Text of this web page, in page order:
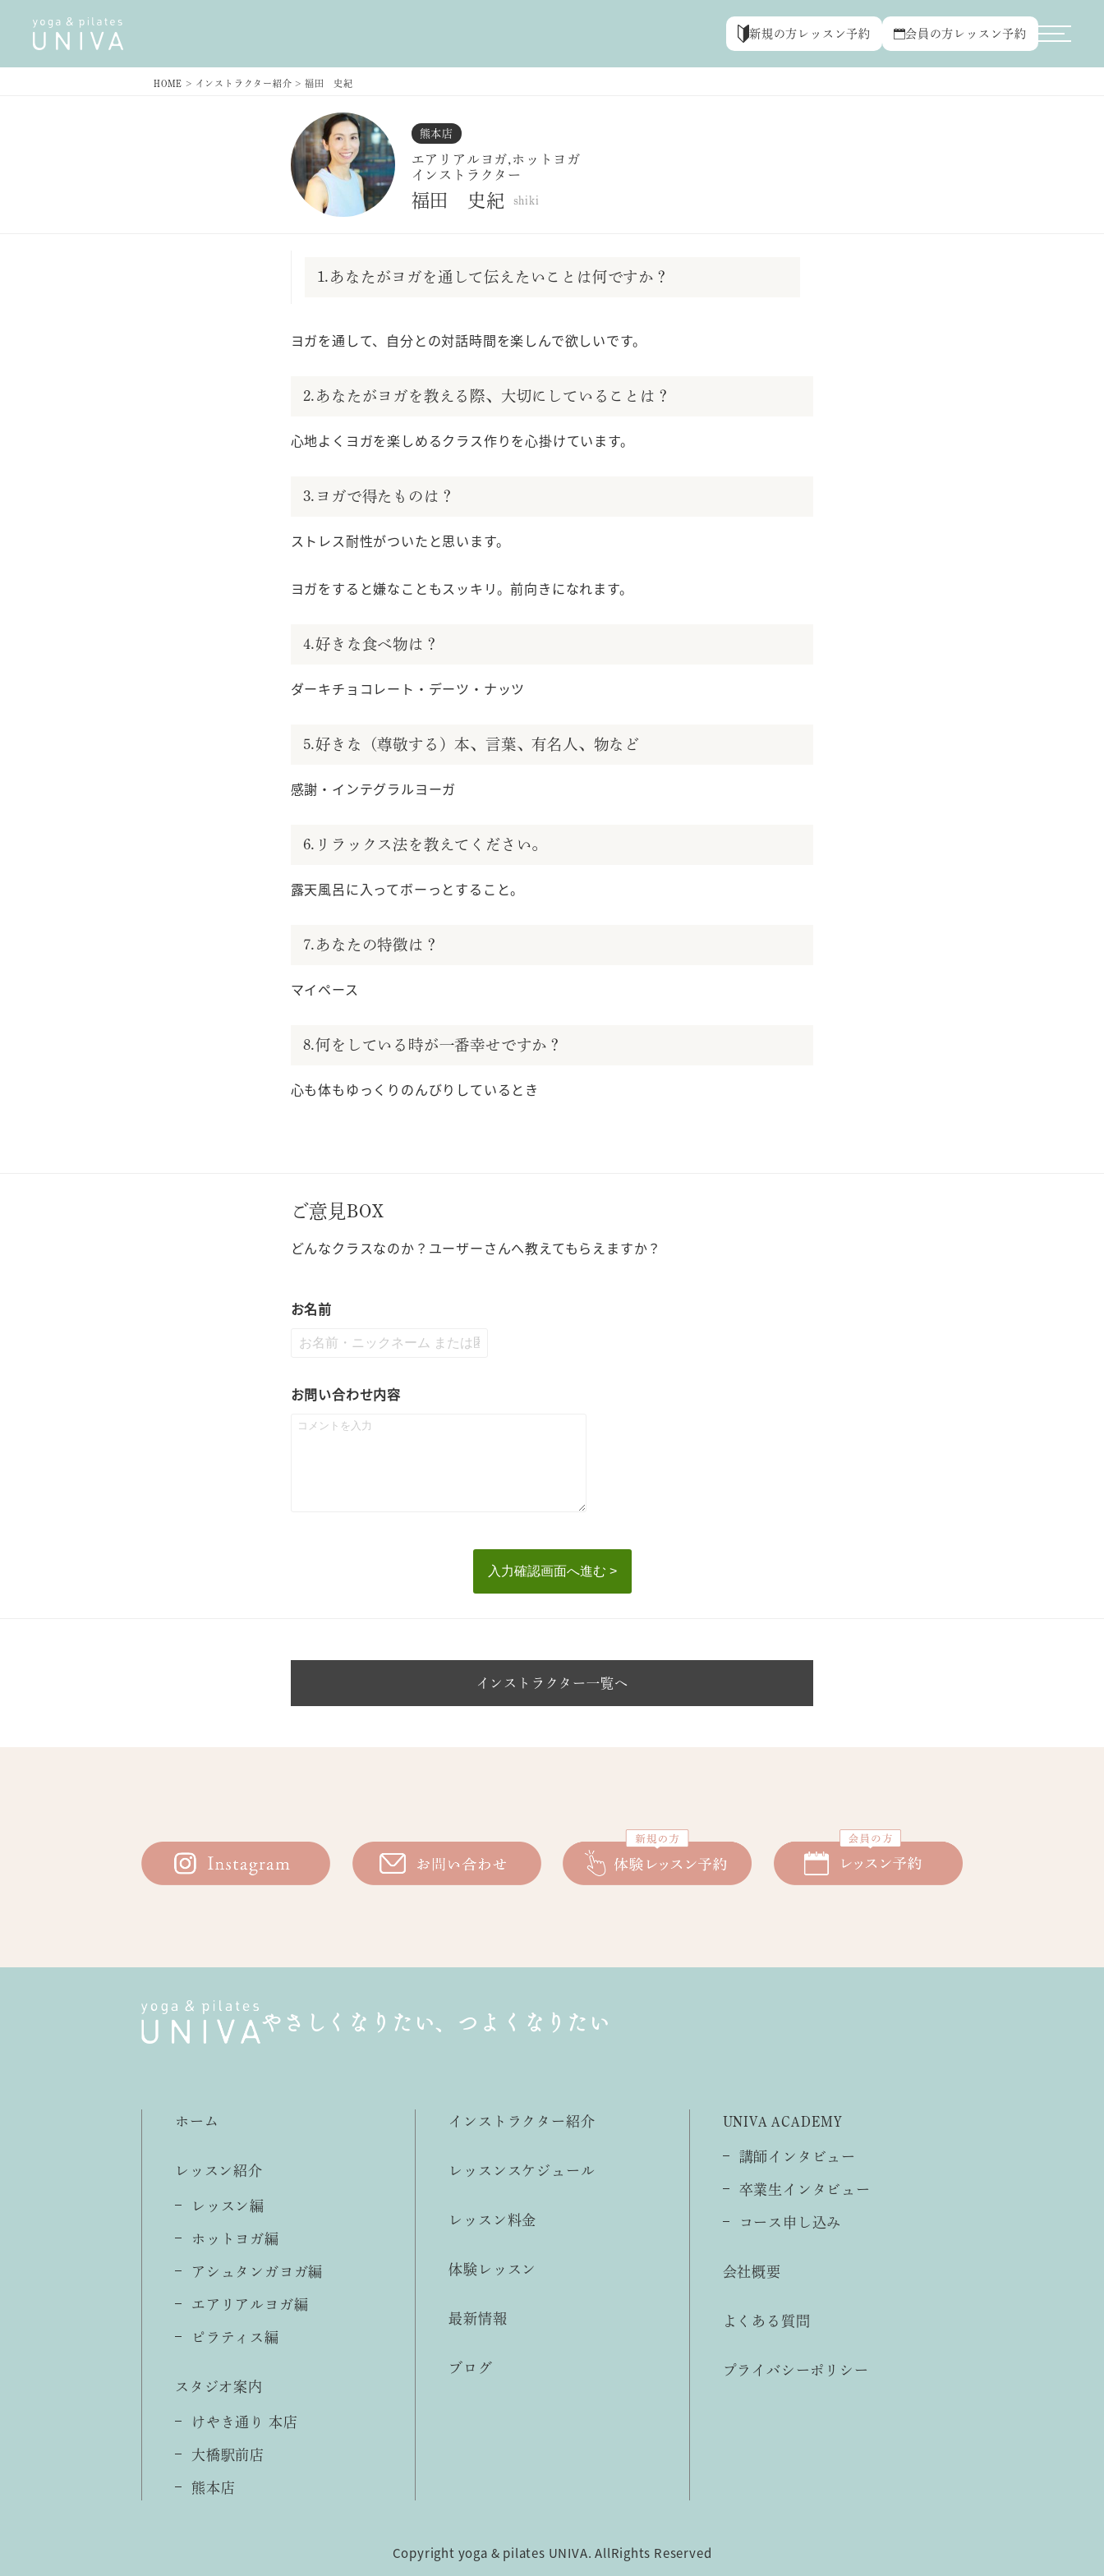
新規の方レッスン予約 会員の方レッスン予約
HOME > インストラクター紹介 >福田 史紀
熊本店
エアリアルヨガ,ホットヨガ
インストラクター
福田 史紀 shiki
1.あなたがヨガを通して伝えたいことは何ですか？
ヨガを通して、自分との対話時間を楽しんで欲しいです。
2.あなたがヨガを教える際、大切にしていることは？
心地よくヨガを楽しめるクラス作りを心掛けています。
3.ヨガで得たものは？
ストレス耐性がついたと思います。
ヨガをすると嫌なこともスッキリ。前向きになれます。
4.好きな食べ物は？
ダーキチョコレート・デーツ・ナッツ
5.好きな（尊敬する）本、言葉、有名人、物など
感謝・インテグラルヨーガ
6.リラックス法を教えてください。
露天風呂に入ってボーっとすること。
7.あなたの特徴は？
マイペース
8.何をしている時が一番幸せですか？
心も体もゆっくりのんびりしているとき
ご意見BOX
どんなクラスなのか？ユーザーさんへ教えてもらえますか？
お名前
お問い合わせ内容
入力確認画面へ進む >
インストラクター一覧へ
やさしくなりたい、 つよくなりたい
ホーム
レッスン紹介
レッスン編
ホットヨガ編
アシュタンガヨガ編
エアリアルヨガ編
ピラティス編
スタジオ案内
けやき通り 本店
大橋駅前店
熊本店
インストラクター紹介
レッスンスケジュール
レッスン料金
体験レッスン
最新情報
ブログ
UNIVA ACADEMY
講師インタビュー
卒業生インタビュー
コース申し込み
会社概要
よくある質問
プライバシーポリシー
Copyright yoga & pilates UNIVA. AllRights Reserved